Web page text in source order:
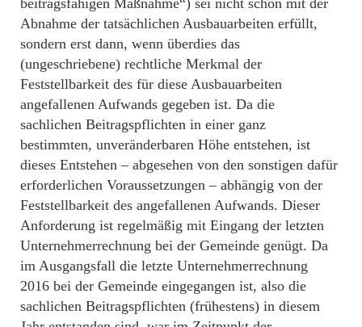
Abnahme der tatsächlichen Ausbauarbeiten erfüllt,
sondern erst dann, wenn überdies das
(ungeschriebene) rechtliche Merkmal der
Feststellbarkeit des für diese Ausbauarbeiten
angefallenen Aufwands gegeben ist. Da die
sachlichen Beitragspflichten in einer ganz
bestimmten, unveränderbaren Höhe entstehen, ist
dieses Entstehen – abgesehen von den sonstigen dafür
erforderlichen Voraussetzungen – abhängig von der
Feststellbarkeit des angefallenen Aufwands. Dieser
Anforderung ist regelmäßig mit Eingang der letzten
Unternehmerrechnung bei der Gemeinde genügt. Da
im Ausgangsfall die letzte Unternehmerrechnung
2016 bei der Gemeinde eingegangen ist, also die
sachlichen Beitragspflichten (frühestens) in diesem